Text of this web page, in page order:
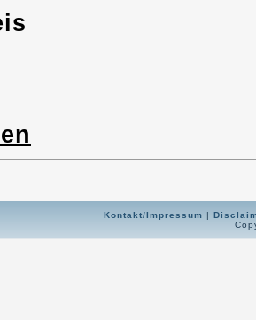
Kontakt/Impressum |